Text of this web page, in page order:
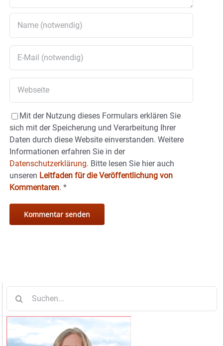
Mit der Nutzung dieses Formulars erklären Sie
sich mit der Speicherung und Verarbeitung Ihrer
Daten durch diese Website einverstanden. Weitere
Informationen erfahren Sie in der
Datenschutzerklärung. Bitte lesen Sie hier auch
unseren Leitfaden für die Veröffentlichung von
Kommentaren. *
nach: